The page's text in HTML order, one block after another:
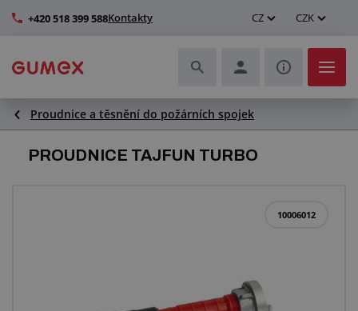
+420 518 399 588Kontakty CZ CZK
Hadice a jejich kompletace
Profily a výroba těsnění
Proudnice a těsnění do požárních spojek
PROUDNICE TAJFUN TURBO
10006012